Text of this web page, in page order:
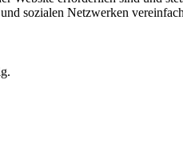
sozialen Netzwerken